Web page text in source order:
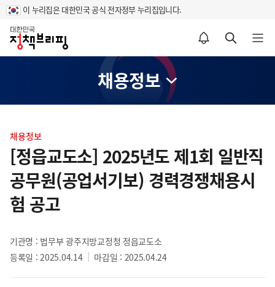
이 누리집은 대한민국 공식 전자정부 누리집입니다.
홈
알림설정 바로가기 검색 바로가기 메뉴 열기
채용정보
텐
츠
영
역
채용정보
[정읍교도소] 2025년도 제1회 일반직
공무원(공업서기보) 경력경쟁채용시
험 공고
기관명 : 법무부 광주지방교정청 정읍교도소
등록일 : 2025.04.14
마감일 : 2025.04.24